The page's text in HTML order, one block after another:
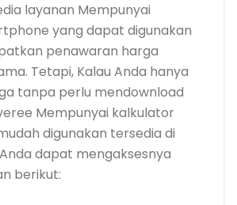
layanan Mempunyai
yang dapat digunakan
penawaran harga
Tetapi, Kalau Anda hanya
tanpa perlu mendownload
Mempunyai kalkulator
digunakan tersedia di
dapat mengaksesnya
berikut: